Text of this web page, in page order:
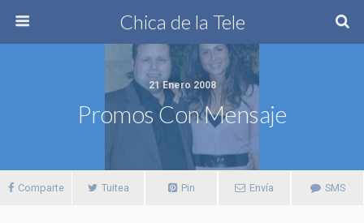
Chica de la Tele
21 Enero 2008
Promos Con Mensaje
Comparte Tuitea Pin Envía SMS